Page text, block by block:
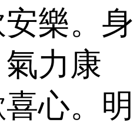
樂。身
力康
心。明